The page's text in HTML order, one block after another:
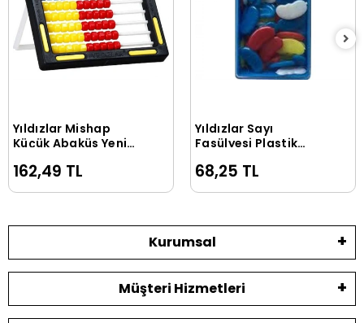
Sepete Ekle
Yıldızlar Mishap
Küçük Abaküs Yeni
162,49 TL
Sepete Ekle
Yıldızlar Sayı
Fasülyesi Plastik
68,25 TL
Kurumsal
Müşteri Hizmetleri